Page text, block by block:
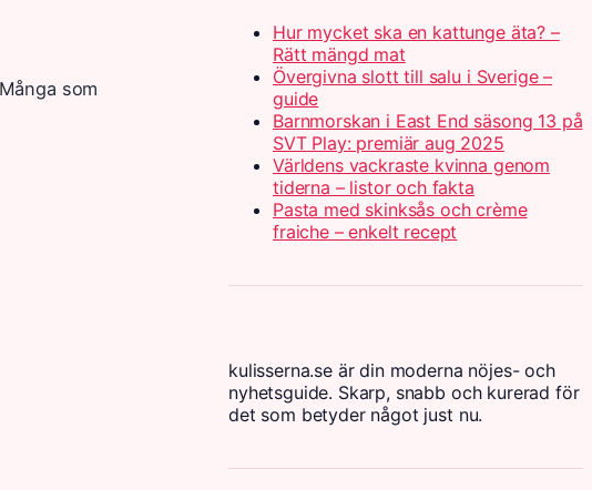
som
Hur mycket ska en kattunge äta? –
Rätt mängd mat
Övergivna slott till salu i Sverige –
guide
Barnmorskan i East End säsong 13 på
SVT Play: premiär aug 2025
Världens vackraste kvinna genom
tiderna – listor och fakta
Pasta med skinksås och crème
fraiche – enkelt recept
kulisserna.se är din moderna nöjes- och
nyhetsguide. Skarp, snabb och kurerad för
det som betyder något just nu.